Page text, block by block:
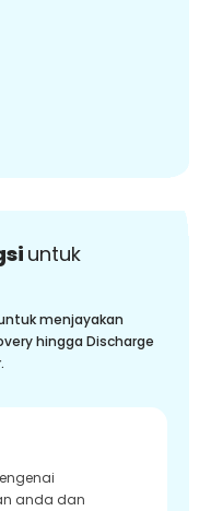
untuk
menjayakan
hingga Discharge
anda dan